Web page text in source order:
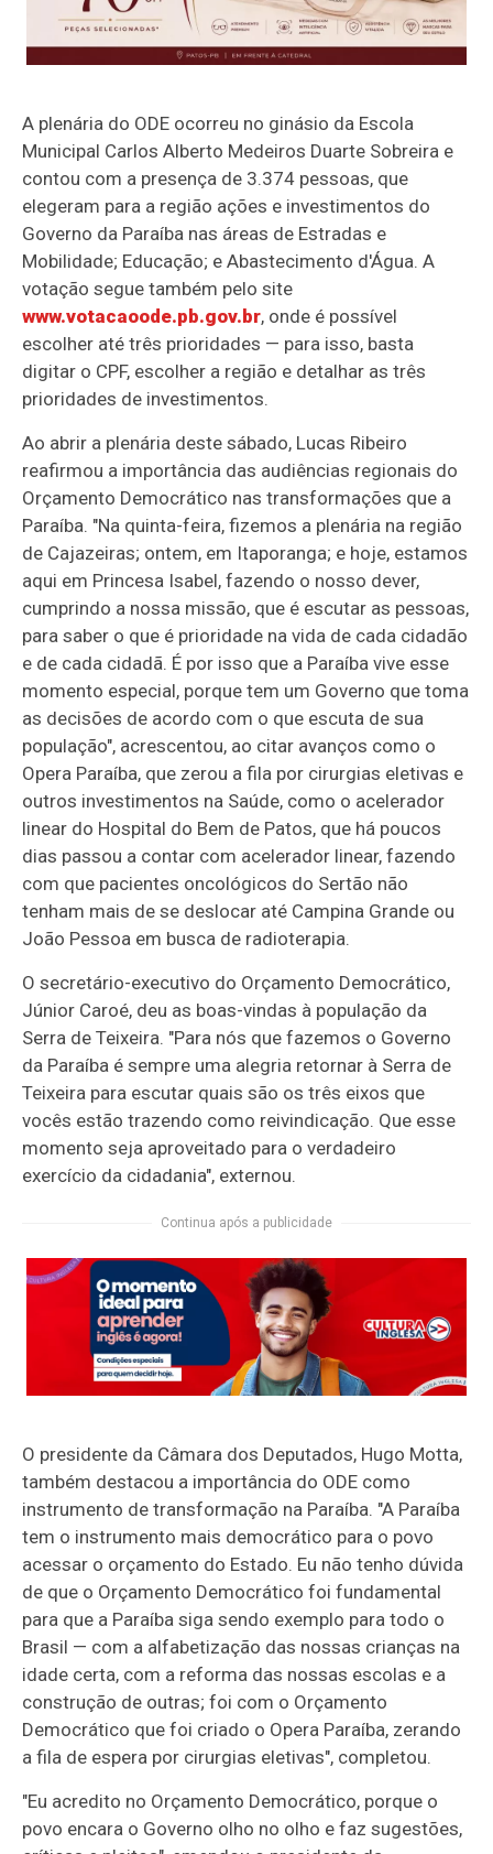
A plenária do ODE ocorreu no ginásio da Escola
Municipal Carlos Alberto Medeiros Duarte Sobreira e
contou com a presença de 3.374 pessoas, que
elegeram para a região ações e investimentos do
Governo da Paraíba nas áreas de Estradas e
Mobilidade; Educação; e Abastecimento d'Água. A
votação segue também pelo site
www.votacaoode.pb.gov.br, onde é possível
escolher até três prioridades — para isso, basta
digitar o CPF, escolher a região e detalhar as três
prioridades de investimentos.
Ao abrir a plenária deste sábado, Lucas Ribeiro
reafirmou a importância das audiências regionais do
Orçamento Democrático nas transformações que a
Paraíba. "Na quinta-feira, fizemos a plenária na região
de Cajazeiras; ontem, em Itaporanga; e hoje, estamos
aqui em Princesa Isabel, fazendo o nosso dever,
cumprindo a nossa missão, que é escutar as pessoas,
para saber o que é prioridade na vida de cada cidadão
e de cada cidadã. É por isso que a Paraíba vive esse
momento especial, porque tem um Governo que toma
as decisões de acordo com o que escuta de sua
população", acrescentou, ao citar avanços como o
Opera Paraíba, que zerou a fila por cirurgias eletivas e
outros investimentos na Saúde, como o acelerador
linear do Hospital do Bem de Patos, que há poucos
dias passou a contar com acelerador linear, fazendo
com que pacientes oncológicos do Sertão não
tenham mais de se deslocar até Campina Grande ou
João Pessoa em busca de radioterapia.
O secretário-executivo do Orçamento Democrático,
Júnior Caroé, deu as boas-vindas à população da
Serra de Teixeira. "Para nós que fazemos o Governo
da Paraíba é sempre uma alegria retornar à Serra de
Teixeira para escutar quais são os três eixos que
vocês estão trazendo como reivindicação. Que esse
momento seja aproveitado para o verdadeiro
exercício da cidadania", externou.
Continua após a publicidade
O presidente da Câmara dos Deputados, Hugo Motta,
também destacou a importância do ODE como
instrumento de transformação na Paraíba. "A Paraíba
tem o instrumento mais democrático para o povo
acessar o orçamento do Estado. Eu não tenho dúvida
de que o Orçamento Democrático foi fundamental
para que a Paraíba siga sendo exemplo para todo o
Brasil — com a alfabetização das nossas crianças na
idade certa, com a reforma das nossas escolas e a
construção de outras; foi com o Orçamento
Democrático que foi criado o Opera Paraíba, zerando
a fila de espera por cirurgias eletivas", completou.
"Eu acredito no Orçamento Democrático, porque o
povo encara o Governo olho no olho e faz sugestões,